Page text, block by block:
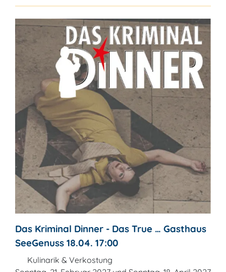
Das Kriminal Dinner - Das True … Gasthaus
SeeGenuss 18.04. 17:00
Kulinarik & Verkostung